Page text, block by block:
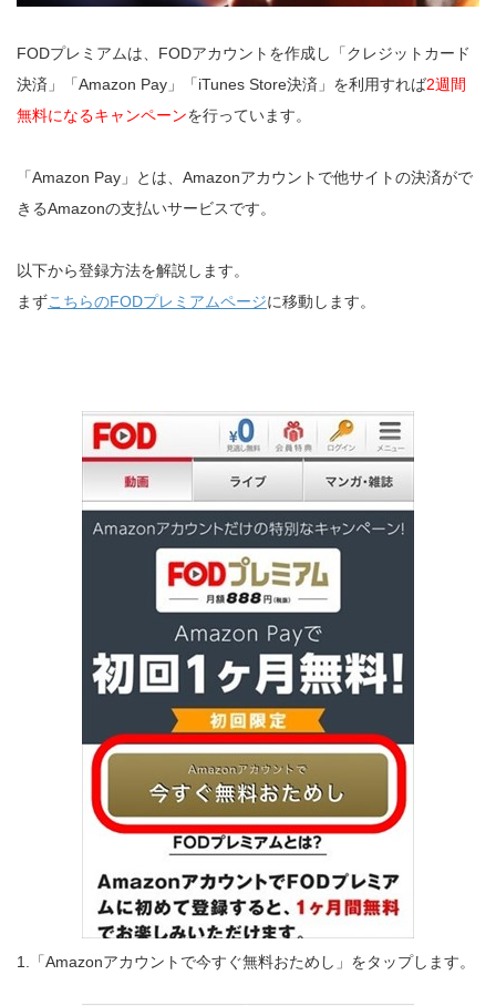
FODプレミアムは、FODアカウントを作成し「クレジットカード
決済」「Amazon Pay」「iTunes Store決済」を利用すれば2週間
無料になるキャンペーンを行っています。
「Amazon Pay」とは、Amazonアカウントで他サイトの決済がで
きるAmazonの支払いサービスです。
以下から登録方法を解説します。
まずこちらのFODプレミアムページに移動します。
1.「Amazonアカウントで今すぐ無料おためし」をタップします。